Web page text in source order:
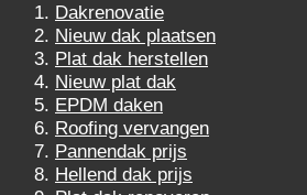
Dakrenovatie
Nieuw dak plaatsen
Plat dak herstellen
Nieuw plat dak
EPDM daken
Roofing vervangen
Pannendak prijs
Hellend dak prijs